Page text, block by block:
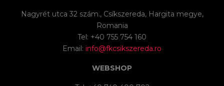
Nagyrét utca 32 szám., Csíkszereda, Hargita megye,
Romania
Tel: +40 755 754 160
Email: info@fkcsikszereda.ro
WEBSHOP